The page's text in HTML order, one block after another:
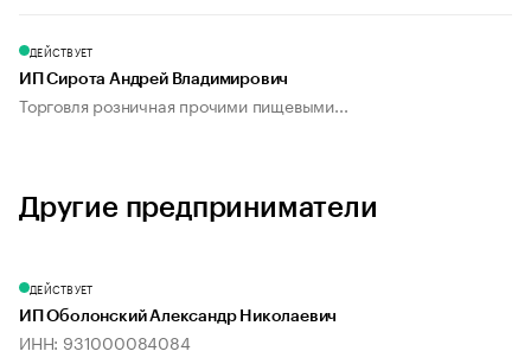
ДЕЙСТВУЕТ
ИП Сирота Андрей Владимирович
Торговля розничная прочими пищевыми...
Другие предприниматели
ДЕЙСТВУЕТ
ИП Оболонский Александр Николаевич
ИНН: 931000084084